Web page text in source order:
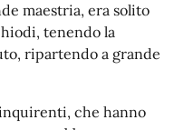
maestria, era solito
tenendo la
ripartendo a grande
che hanno